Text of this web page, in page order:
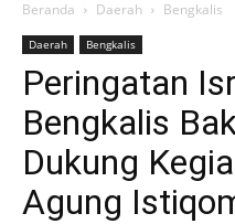
Beranda Daerah Bengkalis
Daerah Bengkalis
Peringatan
Bengkalis
Dukung
Agung